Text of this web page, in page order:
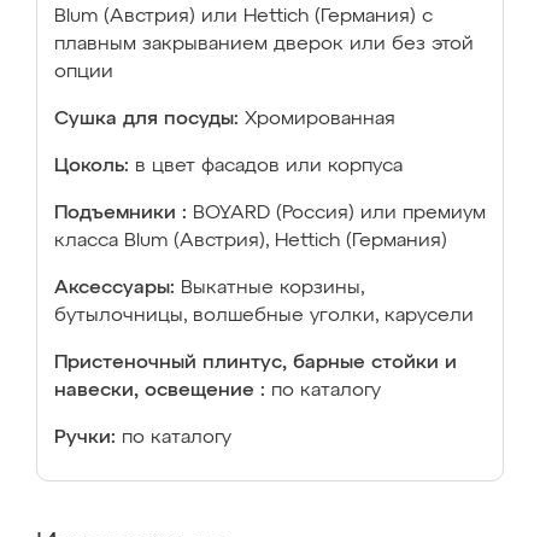
Blum (Австрия) или Hettich (Германия) с
плавным закрыванием дверок или без этой
опции
Сушка для посуды: Хромированная
Цоколь: в цвет фасадов или корпуса
Подъемники : BOYARD (Россия) или премиум
класса Blum (Австрия), Hettich (Германия)
Аксессуары: Выкатные корзины,
бутылочницы, волшебные уголки, карусели
Пристеночный плинтус, барные стойки и
навески, освещение : по каталогу
Ручки: по каталогу